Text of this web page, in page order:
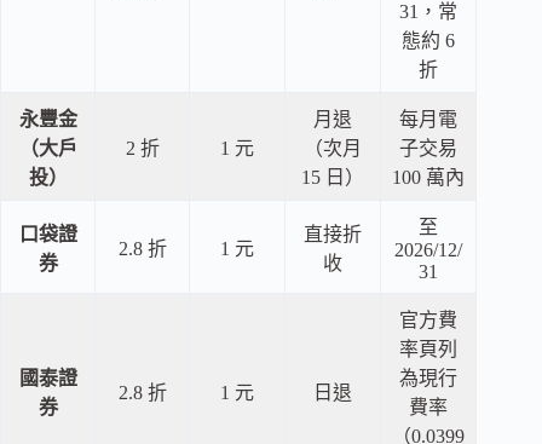
31，常
態約 6
折
永豐金
（大戶
投）
2 折 1 元
月退
（次月
15 日）
每月電
子交易
100 萬內
口袋證
券
2.8 折 1 元
直接折
收
至
2026/12/
31
國泰證
券
2.8 折 1 元 日退
官方費
率頁列
為現行
費率
（0.0399